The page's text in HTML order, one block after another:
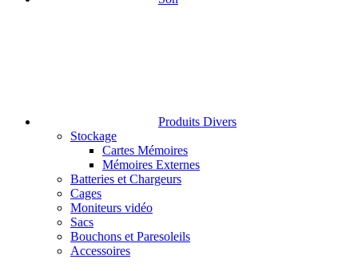
Produits Divers
Stockage
Cartes Mémoires
Mémoires Externes
Batteries et Chargeurs
Cages
Moniteurs vidéo
Sacs
Bouchons et Paresoleils
Accessoires